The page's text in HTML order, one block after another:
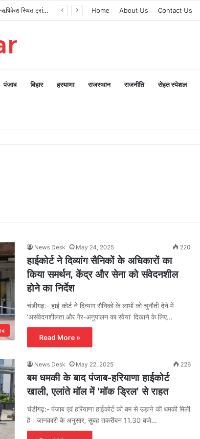
मुख्यमंत्री ने ऋषिकेश स्थित ट्रांजिट कैंप का किया औचक निरीक्षण Home About Us Contact Us
पंजाब बिहार हरयाणा राजस्थान राजनीति सेहत स्पेशल
News Desk May 24, 2025 220
हाईकोर्ट ने दिव्यांग सैनिकों के अधिकारों का
किया समर्थन, केंद्र और सेना को संवेदनशील
होने का निर्देश
चंडीगढ़:- हाई कोर्ट ने दिव्यांग सैनिकों के लाभों को चुनौती देने में
‘असंवेदनशीलता और गैर-अनुपालन का रवैया’ दिखाने के लिए…
Read More »
News Desk May 22, 2025 226
बम धमकी के बाद पंजाब-हरियाणा हाईकोर्ट
खाली, एलांते मॉल में ‘मॉक ड्रिल’ से राहत
चंडीगढ़:- पंजाब एवं हरियाणा हाईकोर्ट को बम से उड़ाने की धमकी मिली
है। जानकारी के अनुसार, सुबह तकरीबन 11.30 बजे…